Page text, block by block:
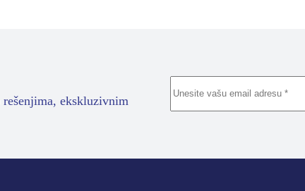
ekskluzivnim